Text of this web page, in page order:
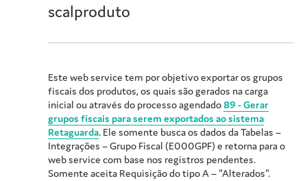
scalproduto
Este web service tem por objetivo exportar os grupos
fiscais dos produtos, os quais são gerados na carga
inicial ou através do processo agendado89 - Gerar
grupos fiscais para serem exportados ao sistema
Retaguarda. Ele somente busca os dados da Tabelas –
Integrações – Grupo Fiscal (E000GPF) e retorna para o
web service com base nos registros pendentes.
Somente aceita Requisição do tipo A – "Alterados".